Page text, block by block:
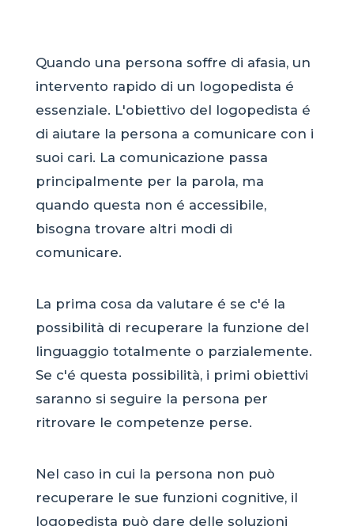
Quando una persona soffre di afasia, un
intervento rapido di un logopedista é
essenziale. L'obiettivo del logopedista é
di aiutare la persona a comunicare con i
suoi cari. La comunicazione passa
principalmente per la parola, ma
quando questa non é accessibile,
bisogna trovare altri modi di
comunicare.
La prima cosa da valutare é se c'é la
possibilità di recuperare la funzione del
linguaggio totalmente o parzialemente.
Se c'é questa possibilità, i primi obiettivi
saranno si seguire la persona per
ritrovare le competenze perse.
Nel caso in cui la persona non può
recuperare le sue funzioni cognitive, il
logopedista può dare delle soluzioni